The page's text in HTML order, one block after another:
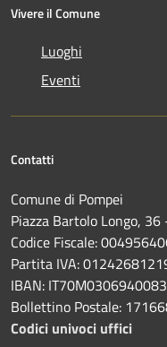
Vivere il Comune
Luoghi
Eventi
Contatti
Comune di Pompei
Piazza Bartolo Longo,
Codice Fiscale:
Partita IVA:
IBAN:
Bollettino Postale:
Codici univoci uffici